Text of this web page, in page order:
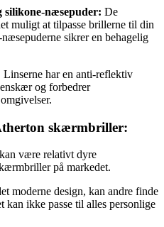
silikone-næsepuder: De
muligt at tilpasse brillerne til din
sikrer en behagelig
Linserne har en anti-reflektiv
og forbedrer
skærmbriller:
være relativt dyre
på markedet.
moderne design, kan andre finde
kan ikke passe til alles personlige